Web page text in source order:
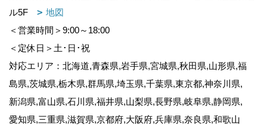
ル5F
地図
＜営業時間＞9:00～18:00
＜定休日＞土･日･祝
対応エリア：北海道,青森県,岩手県,宮城県,秋田県,山形県,福
島県,茨城県,栃木県,群馬県,埼玉県,千葉県,東京都,神奈川県,
新潟県,富山県,石川県,福井県,山梨県,長野県,岐阜県,静岡県,
愛知県,三重県,滋賀県,京都府,大阪府,兵庫県,奈良県,和歌山